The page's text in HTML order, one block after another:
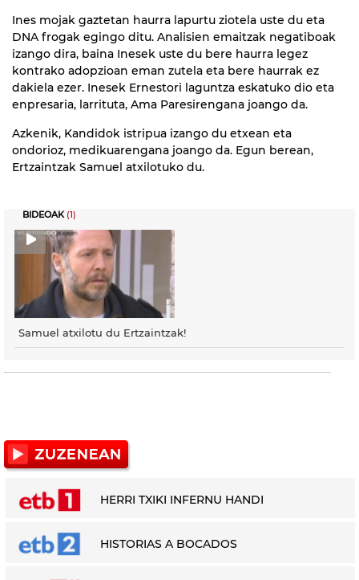
Ines mojak gaztetan haurra lapurtu ziotela uste du eta
DNA frogak egingo ditu. Analisien emaitzak negatiboak
izango dira, baina Inesek uste du bere haurra legez
kontrako adopzioan eman zutela eta bere haurrak ez
dakiela ezer. Inesek Ernestori laguntza eskatuko dio eta
enpresaria, larrituta, Ama Paresirengana joango da.
Azkenik, Kandidok istripua izango du etxean eta
ondorioz, medikuarengana joango da. Egun berean,
Ertzaintzak Samuel atxilotuko du.
BIDEOAK(1)
Samuel atxilotu du Ertzaintzak!
HERRI TXIKI INFERNU HANDI
HISTORIAS A BOCADOS